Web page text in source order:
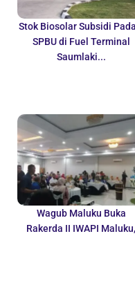
Stok Biosolar Subsidi
SPBU di Fuel Terminal
Saumlaki...
Wagub Maluku Buka
Rakerda II IWAPI Maluku,